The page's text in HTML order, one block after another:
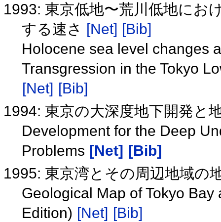
1993: 東京低地〜荒川低地にお
する速さ [Net] [Bib]
Holocene sea level changes
Transgression in the Tokyo
[Net] [Bib]
1994: 東京の大深度地下開発と
Development for the Deep
Problems [Net] [Bib]
1995: 東京湾とその周辺地域の
Geological Map of Tokyo
Edition) [Net] [Bib]